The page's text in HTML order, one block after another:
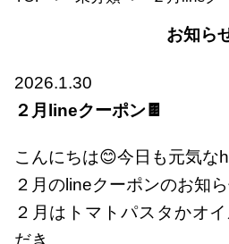
お知ら
2026.1.30
２月lineクーポン🍫
こんにちは😊今日も元気な
２月のlineクーポンのお知
２月はトマトパスタかオ
だき